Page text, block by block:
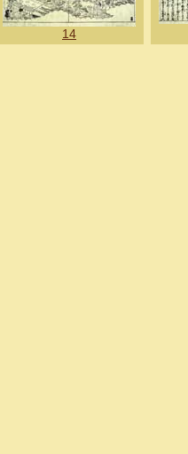
14